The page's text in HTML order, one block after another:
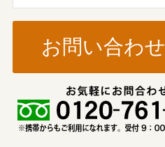
お問い合わせ